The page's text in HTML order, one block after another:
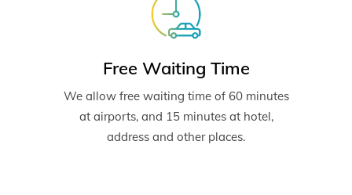
Free Waiting Time
We allow free waiting time of 60 minutes
at airports, and 15 minutes at hotel,
address and other places.